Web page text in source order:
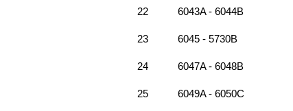
22 6043A - 6044B
23 6045 - 5730B
24 6047A - 6048B
25 6049A - 6050C